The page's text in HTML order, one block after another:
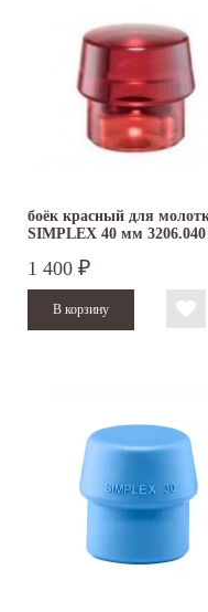
боёк красный для
SIMPLEX 40 мм 3206.040
1 400 ₽